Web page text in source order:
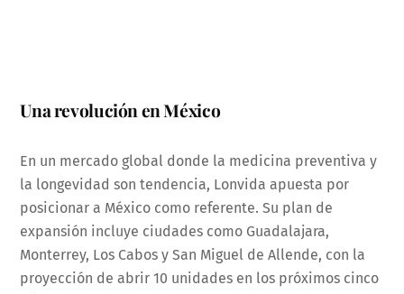
Una revolución en México
En un mercado global donde la medicina preventiva y
la longevidad son tendencia, Lonvida apuesta por
posicionar a México como referente. Su plan de
expansión incluye ciudades como Guadalajara,
Monterrey, Los Cabos y San Miguel de Allende, con la
proyección de abrir 10 unidades en los próximos cinco